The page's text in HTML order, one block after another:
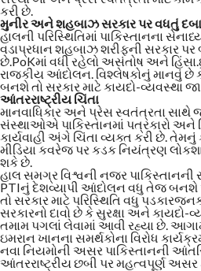
કરી છે.
મુનીર અને શહબાઝ સરકાર પર વધતું
હાલની પરિસ્થિતિમાં પાકિસ્તાનના
વડાપ્રધાન શહબાઝ શરીફની સરકાર
છે.PoKમાં વધી રહેલો અસંતોષ અને
રાજકીય આંદોલન. વિશ્લેષકોનું માનવું
બનશે તો સરકાર માટે કાયદો-વ્યવસ્થા
આંતરરાષ્ટ્રીય ચિંતા
માનવાધિકાર અને પ્રેસ સ્વતંત્રતા સાથે
સંસ્થાઓએ પાકિસ્તાનમાં પત્રકારો અને
કાર્યવાહી અંગે ચિંતા વ્યક્ત કરી છે.
મીડિયા કવરેજ પર કડક નિયંત્રણ
શકે છે.
હાલ સમગ્ર વિશ્વની નજર પાકિસ્તાનની
PTIનું દેશવ્યાપી આંદોલન વધુ તેજ બનશે
તો સરકાર માટે પરિસ્થિતિ વધુ
સરકારનો દાવો છે કે સુરક્ષા અને કાયદો-
તમામ પગલાં લેવામાં આવી રહ્યા છે.
ઇમરાન ખાનના સમર્થકોના વિરોધ
નવા નિયમોની અસર પાકિસ્તાનની
આંતરરાષ્ટ્રીય છબી પર મહત્વપૂર્ણ અસર